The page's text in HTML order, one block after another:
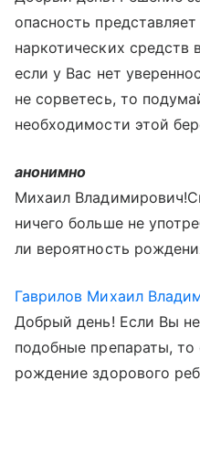
опасность
наркотических средств
если у Вас нет
не сорветесь, то
необходимости этой
анонимно
Михаил
ничего больше не
ли вероятность
Гаврилов Михаил
Добрый день! Если Вы не
подобные препараты,
рождение здорового